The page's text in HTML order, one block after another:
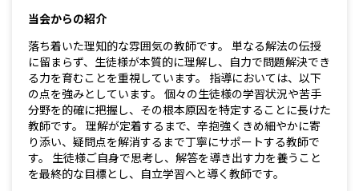
当会からの紹介
落ち着いた理知的な雰囲気の教師です。 単なる解法の伝授
に留まらず、生徒様が本質的に理解し、自力で問題解決でき
る力を育むことを重視しています。 指導においては、以下
の点を強みとしています。 個々の生徒様の学習状況や苦手
分野を的確に把握し、その根本原因を特定することに長けた
教師です。 理解が定着するまで、辛抱強くきめ細やかに寄
り添い、疑問点を解消するまで丁寧にサポートする教師で
す。 生徒様ご自身で思考し、解答を導き出す力を養うこと
を最終的な目標とし、自立学習へと導く教師です。